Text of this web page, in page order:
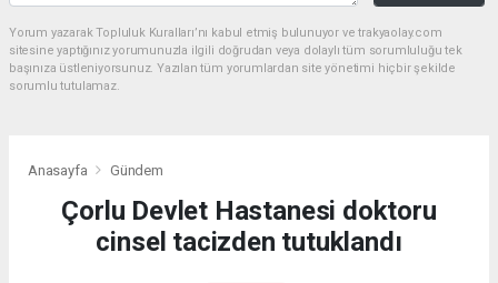
Yorum yazarak Topluluk Kuralları’nı kabul etmiş bulunuyor ve trakyaolay.com
sitesine yaptığınız yorumunuzla ilgili doğrudan veya dolaylı tüm sorumluluğu tek
başınıza üstleniyorsunuz. Yazılan tüm yorumlardan site yönetimi hiçbir şekilde
sorumlu tutulamaz.
Anasayfa Gündem
Çorlu Devlet Hastanesi doktoru
cinsel tacizden tutuklandı